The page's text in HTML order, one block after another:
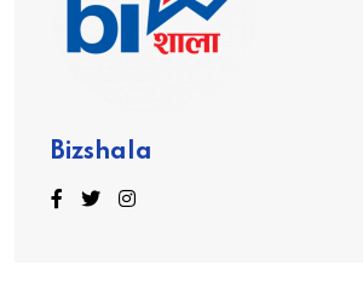
Bizshala